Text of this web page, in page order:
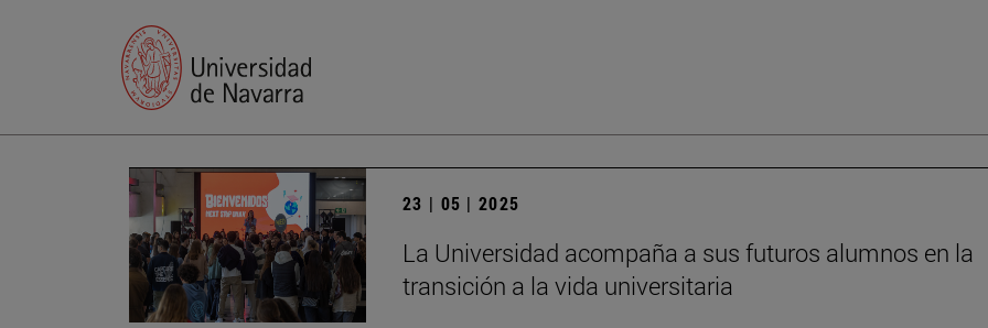
23 | 05 | 2025
La Universidad acompaña a sus futuros alumnos en la
transición a la vida universitaria